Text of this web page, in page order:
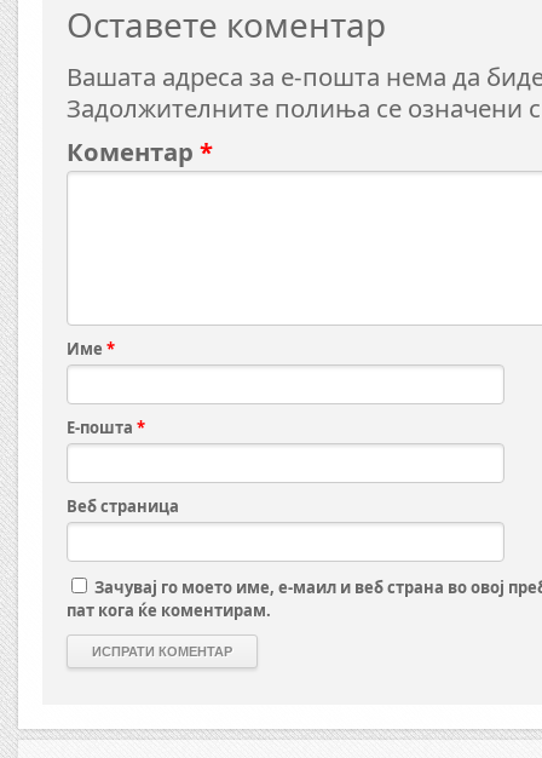
Оставете коментар
Вашата адреса за е-пошта нема да
Задолжителните полиња се означени
Коментар *
Име *
Е-пошта *
Веб страница
Зачувај го моето име, е-маил и веб страна во овој
пат кога ќе коментирам.